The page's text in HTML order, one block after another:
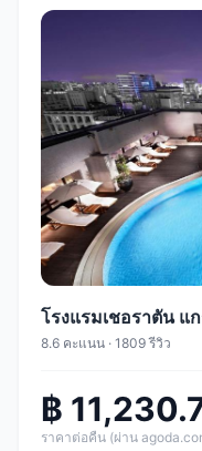
โรงแรมเชอราตัน แ
8.6 คะแนน · 1809 รีวิว
฿
ราคาต่อคืน (ผ่าน